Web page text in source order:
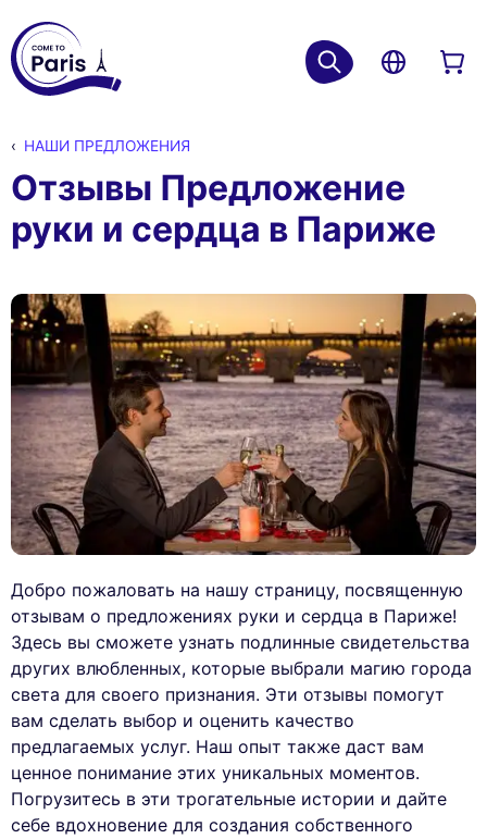
НАШИ ПРЕДЛОЖЕНИЯ
Отзывы Предложение
руки и сердца в Париже
Добро пожаловать на нашу страницу, посвященную
отзывам о предложениях руки и сердца в Париже!
Здесь вы сможете узнать подлинные свидетельства
других влюбленных, которые выбрали магию города
света для своего признания. Эти отзывы помогут
вам сделать выбор и оценить качество
предлагаемых услуг. Наш опыт также даст вам
ценное понимание этих уникальных моментов.
Погрузитесь в эти трогательные истории и дайте
себе вдохновение для создания собственного